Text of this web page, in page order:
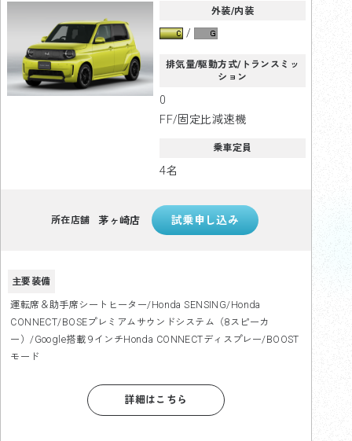
外装/内装
排気量/駆動方式/トランスミッ
ション
0
FF/固定比減速機
乗車定員
4名
所在店舗 茅ヶ崎店
主要装備
運転席＆助手席シートヒーター/Honda SENSING/Honda
CONNECT/BOSEプレミアムサウンドシステム（8スピーカ
ー）/Google搭載 9インチHonda CONNECTディスプレー/BOOST
モード
詳細はこちら